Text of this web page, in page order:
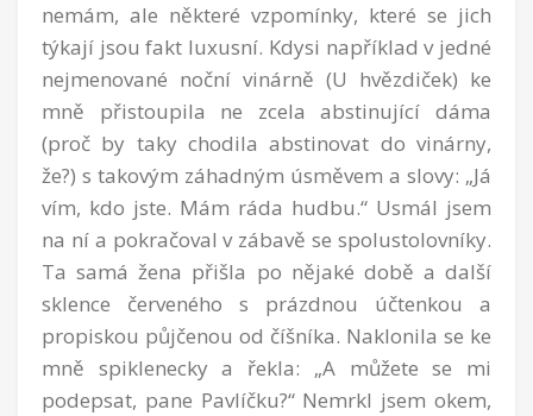
nemám, ale některé vzpomínky, které se jich
týkají jsou fakt luxusní. Kdysi například v jedné
nejmenované noční vinárně (U hvězdiček) ke
mně přistoupila ne zcela abstinující dáma
(proč by taky chodila abstinovat do vinárny,
že?) s takovým záhadným úsměvem a slovy: „Já
vím, kdo jste. Mám ráda hudbu.“ Usmál jsem
na ní a pokračoval v zábavě se spolustolovníky.
Ta samá žena přišla po nějaké době a další
sklence červeného s prázdnou účtenkou a
propiskou půjčenou od číšníka. Naklonila se ke
mně spiklenecky a řekla: „A můžete se mi
podepsat, pane Pavlíčku?“ Nemrkl jsem okem,